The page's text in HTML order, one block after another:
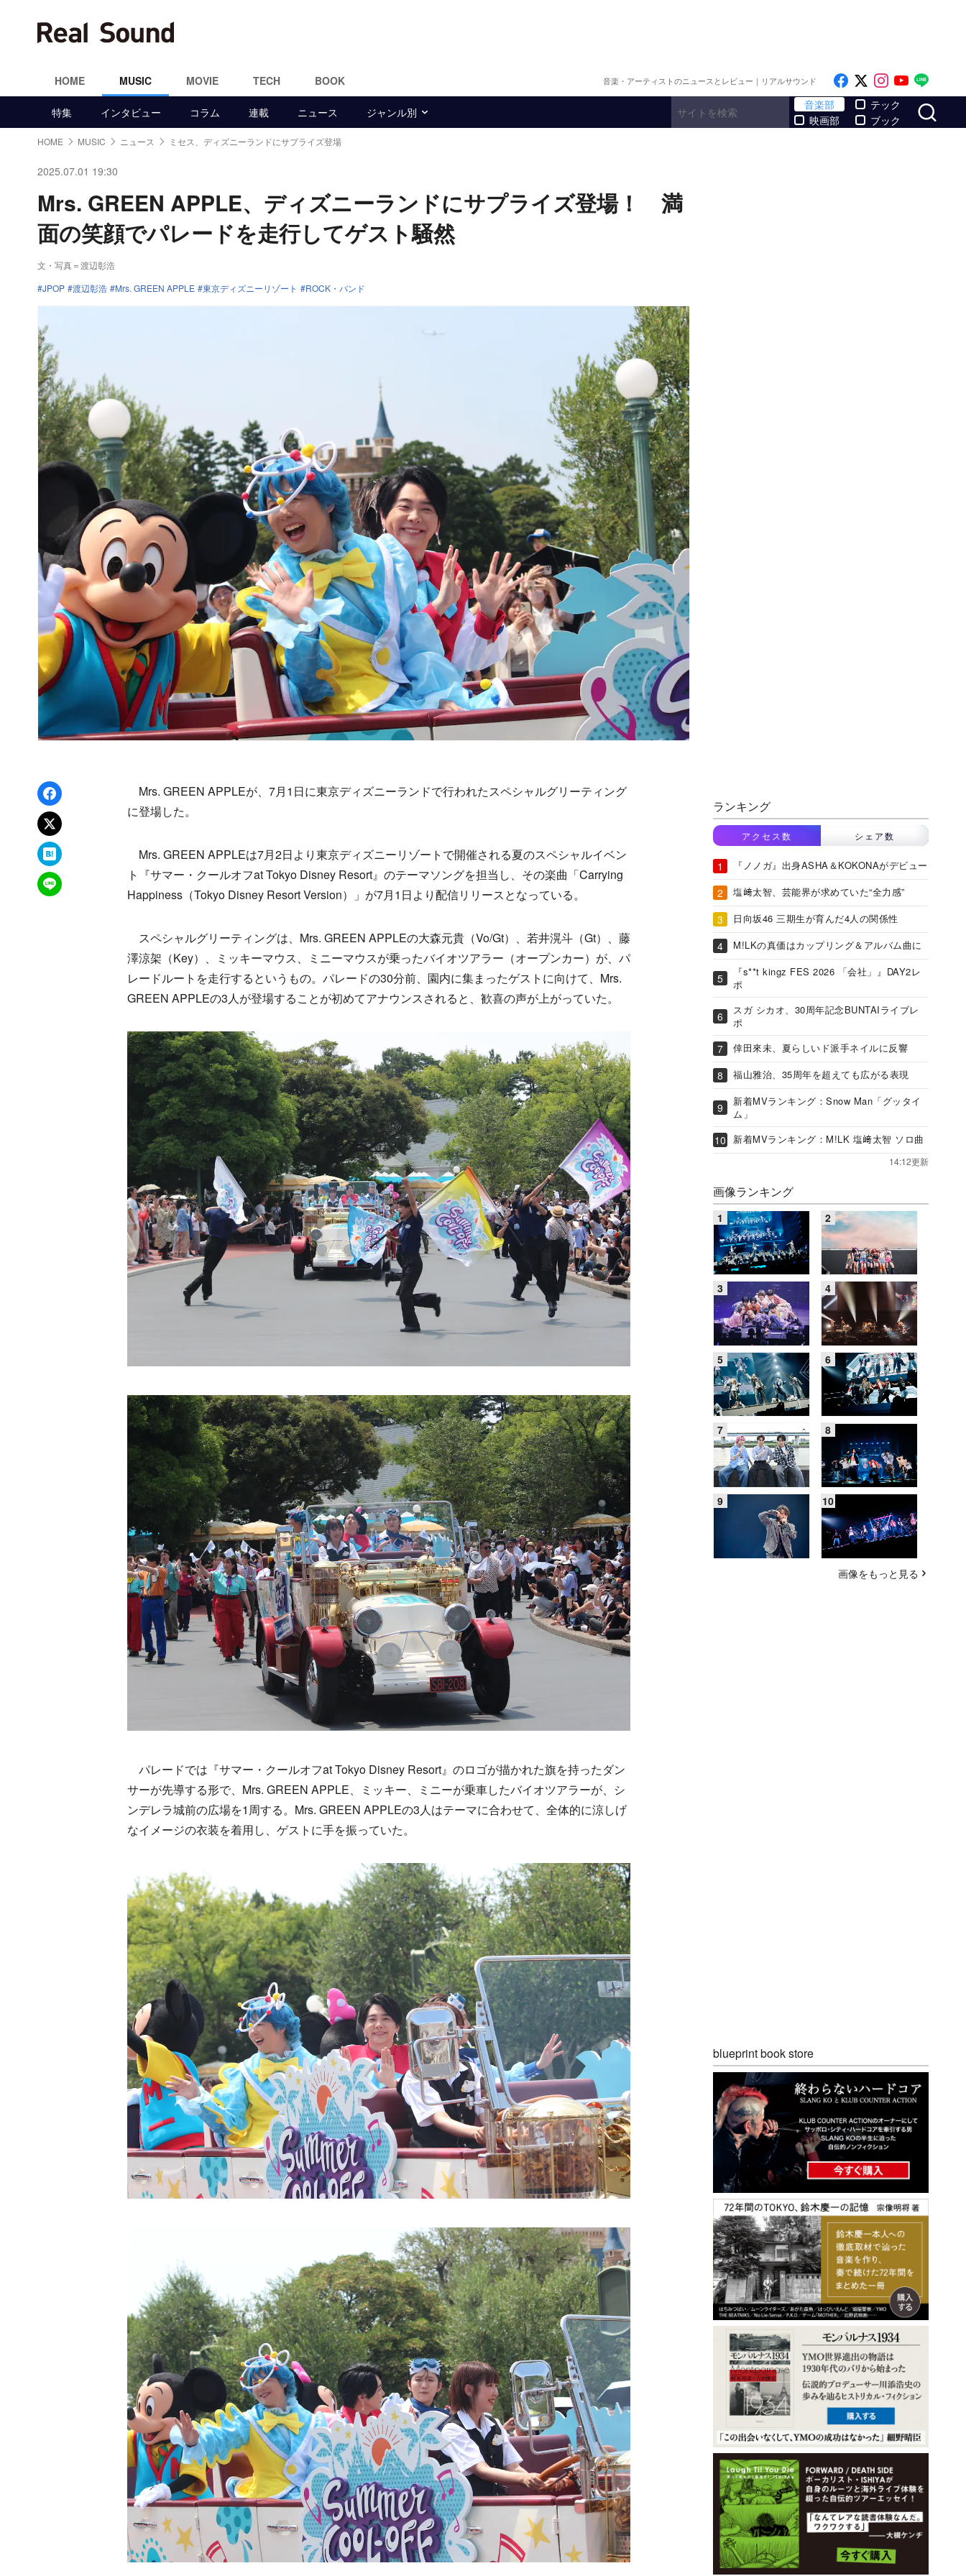
HOME MUSIC MOVIE TECH BOOK 音楽・アーティストのニュースとレビュー｜リアルサウンド Like on Facebook
Follow on x
Follow on
Follow
特集 インタビュー コラム 連載 ニュース ジャンル別
音楽部
映画部
テック
ブック
HOME MUSIC ニュース ミセス、ディズニーランドにサプライズ登場
2025.07.01 19:30
Mrs. GREEN APPLE、ディズニーランドにサプライズ登場！ 満
面の笑顔でパレードを走行してゲスト騒然
文・写真＝渡辺彰浩
JPOP
渡辺彰浩 Mrs. GREEN APPLE 東京ディズニーリゾート ROCK・バンド
Facebookでシェア
xでポスト
はてなブックマーク
LINEで送る
Mrs. GREEN APPLEが、7月1日に東京ディズニーランドで行われたスペシャルグリーティング
に登場した。
Mrs. GREEN APPLEは7月2日より東京ディズニーリゾートで開催される夏のスペシャルイベン
ト『サマー・クールオフat Tokyo Disney Resort』のテーマソングを担当し、その楽曲「Carrying
Happiness（Tokyo Disney Resort Version）」が7月1日より配信リリースとなっている。
スペシャルグリーティングは、Mrs. GREEN APPLEの大森元貴（Vo/Gt）、若井滉斗（Gt）、藤
澤涼架（Key）、ミッキーマウス、ミニーマウスが乗ったバイオツアラー（オープンカー）が、パ
レードルートを走行するというもの。パレードの30分前、園内に集まったゲストに向けて、Mrs.
GREEN APPLEの3人が登場することが初めてアナウンスされると、歓喜の声が上がっていた。
パレードでは『サマー・クールオフat Tokyo Disney Resort』のロゴが描かれた旗を持ったダン
サーが先導する形で、Mrs. GREEN APPLE、ミッキー、ミニーが乗車したバイオツアラーが、シ
ンデレラ城前の広場を1周する。Mrs. GREEN APPLEの3人はテーマに合わせて、全体的に涼しげ
なイメージの衣装を着用し、ゲストに手を振っていた。
ランキング
アクセス数 シェア数
『ノノガ』出身ASHA＆KOKONAがデビュー
塩﨑太智、芸能界が求めていた“全力感”
日向坂46 三期生が育んだ4人の関係性
M!LKの真価はカップリング＆アルバム曲に
『s**t kingz FES 2026 「会社」』DAY2レ
ポ
スガ シカオ、30周年記念BUNTAIライブレ
ポ
倖田來未、夏らしいド派手ネイルに反響
福山雅治、35周年を超えても広がる表現
新着MVランキング：Snow Man「グッタイ
ム」
新着MVランキング：M!LK 塩﨑太智 ソロ曲
14:12更新
画像ランキング
画像をもっと見る
blueprint book store